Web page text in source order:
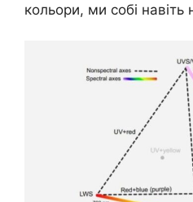
кольори, ми собі